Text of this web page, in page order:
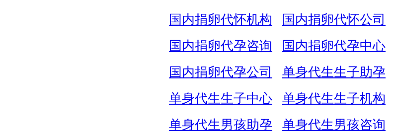
国内捐卵代怀机构
国内捐卵代怀公司
国内捐卵代孕咨询
国内捐卵代孕中心
国内捐卵代孕公司
单身代生生子助孕
单身代生生子中心
单身代生生子机构
单身代生男孩助孕
单身代生男孩咨询